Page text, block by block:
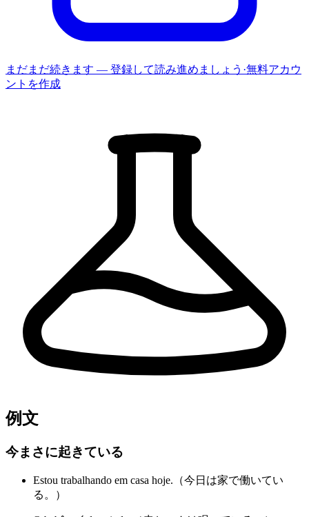
まだまだ続きます — 登録して読み進めましょう ·無料アカウ
ントを作成
例文
今まさに起きている
Estou trabalhando em casa hoje.（今日は家で働いてい
る。）